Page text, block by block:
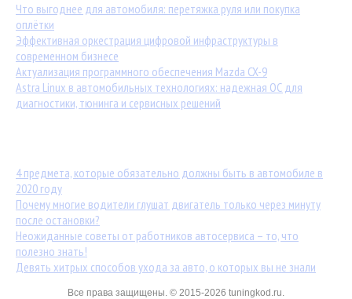
Что выгоднее для автомобиля: перетяжка руля или покупка
оплётки
Эффективная оркестрация цифровой инфраструктуры в
современном бизнесе
Актуализация программного обеспечения Mazda CX-9
Astra Linux в автомобильных технологиях: надежная ОС для
диагностики, тюнинга и сервисных решений
4 предмета, которые обязательно должны быть в автомобиле в
2020 году
Почему многие водители глушат двигатель только через минуту
после остановки?
Неожиданные советы от работников автосервиса – то, что
полезно знать!
Девять хитрых способов ухода за авто, о которых вы не знали
Все права защищены. © 2015-2026 tuningkod.ru.